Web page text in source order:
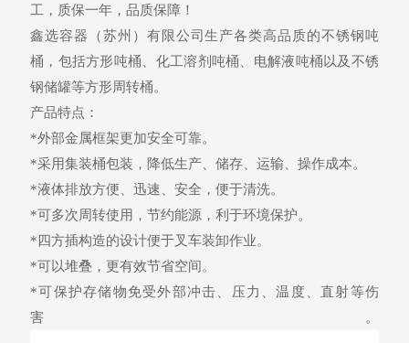
工，质保一年，品质保障！
鑫选容器（苏州）有限公司生产各类高品质的不锈钢吨
桶，包括方形吨桶、化工溶剂吨桶、电解液吨桶以及不锈
钢储罐等方形周转桶。
产品特点：
*外部金属框架更加安全可靠。
*采用集装桶包装，降低生产、储存、运输、操作成本。
*液体排放方便、迅速、安全，便于清洗。
*可多次周转使用，节约能源，利于环境保护。
*四方插构造的设计便于叉车装卸作业。
*可以堆叠，更有效节省空间。
*可保护存储物免受外部冲击、压力、温度、直射等伤
害。